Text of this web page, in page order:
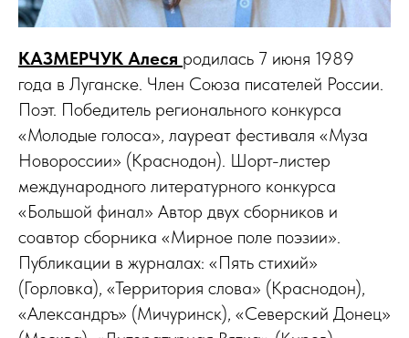
КАЗМЕРЧУК Алеся родилась 7 июня 1989
года в Луганске. Член Союза писателей России.
Поэт. Победитель регионального конкурса
«Молодые голоса», лауреат фестиваля «Муза
Новороссии» (Краснодон). Шорт-листер
международного литературного конкурса
«Большой финал» Автор двух сборников и
соавтор сборника «Мирное поле поэзии».
Публикации в журналах: «Пять стихий»
(Горловка), «Территория слова» (Краснодон),
«Александръ» (Мичуринск), «Северский Донец»